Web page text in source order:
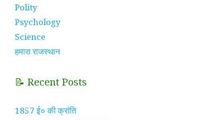
Polity
Psychology
Science
हमारा राजस्थान
📝 Recent Posts
1857 ई० की क्रांति